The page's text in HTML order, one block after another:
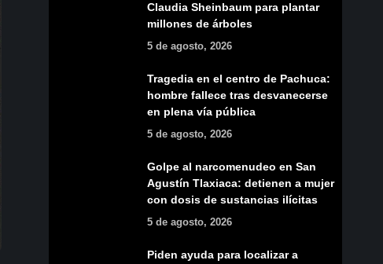
Claudia Sheinbaum para plantar
millones de árboles
5 de agosto, 2026
Tragedia en el centro de Pachuca:
hombre fallece tras desvanecerse
en plena vía pública
5 de agosto, 2026
Golpe al narcomenudeo en San
Agustín Tlaxiaca: detienen a mujer
con dosis de sustancias ilícitas
5 de agosto, 2026
Piden ayuda para localizar a